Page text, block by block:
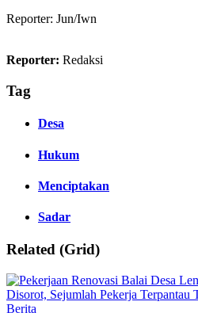
Reporter: Jun/Iwn
Reporter: Redaksi
Tag
Desa
Hukum
Menciptakan
Sadar
Related (Grid)
Berita